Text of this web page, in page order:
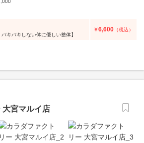
キバキしない体に優しい整体】
￥6,600 （税込）
大宮マルイ店